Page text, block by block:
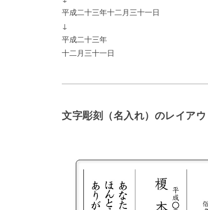
平成二十三年十二月三十一日
↓
平成二十三年
十二月三十一日
文字彫刻（名入れ）のレイア